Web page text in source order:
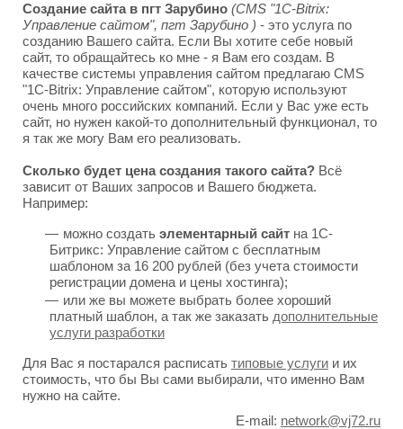
Создание сайта в пгт Зарубино (CMS "1C-Bitrix:
Управление сайтом", пгт Зарубино ) - это услуга по
созданию Вашего сайта. Если Вы хотите себе новый
сайт, то обращайтесь ко мне - я Вам его создам. В
качестве системы управления сайтом предлагаю CMS
"1C-Bitrix: Управление сайтом", которую используют
очень много российских компаний. Если у Вас уже есть
сайт, но нужен какой-то дополнительный функционал, то
я так же могу Вам его реализовать.
Сколько будет цена создания такого сайта? Всё
зависит от Ваших запросов и Вашего бюджета.
Например:
можно создать элементарный сайт на 1С-
Битрикс: Управление сайтом с бесплатным
шаблоном за 16 200 рублей (без учета стоимости
регистрации домена и цены хостинга);
или же вы можете выбрать более хороший
платный шаблон, а так же заказать дополнительные
услуги разработки
Для Вас я постарался расписать типовые услуги и их
стоимость, что бы Вы сами выбирали, что именно Вам
нужно на сайте.
E-mail: network@vj72.ru